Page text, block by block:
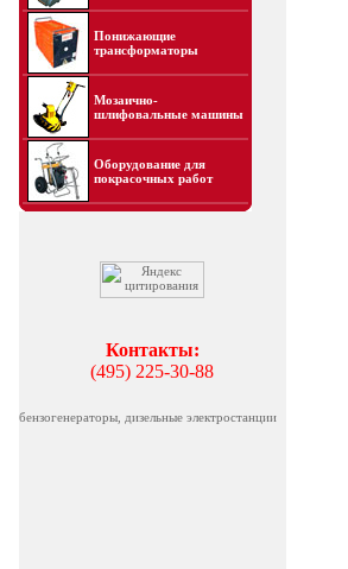
Понижающие
трансформаторы
Мозаично-
шлифовальные машины
Оборудование для
покрасочных работ
Контакты:
(495) 225-30-88
бензогенераторы, дизельные электростанции